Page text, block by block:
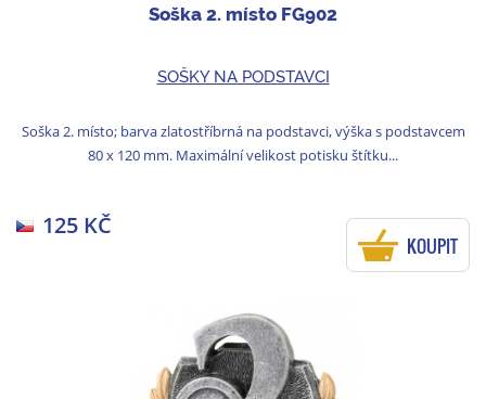
Soška 2. místo FG902
SOŠKY NA PODSTAVCI
Soška 2. místo; barva zlatostříbrná na podstavci, výška s podstavcem
80 x 120 mm. Maximální velikost potisku štítku...
125 KČ
KOUPIT